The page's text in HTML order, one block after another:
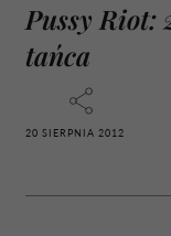
Pussy Riot:
tańca
20 SIERPNIA 2012